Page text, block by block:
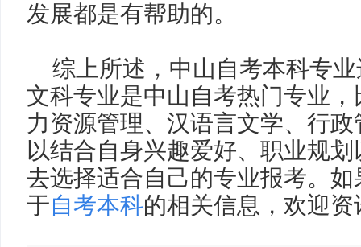
发展都是有帮助的。
综上所述，中山自考本科专
文科专业是中山自考热门专业
力资源管理、汉语言文学、行
以结合自身兴趣爱好、职业规
去选择适合自己的专业报考。
于自考本科的相关信息，欢迎